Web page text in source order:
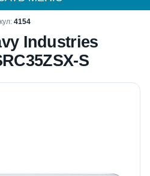
4154
Industries
S